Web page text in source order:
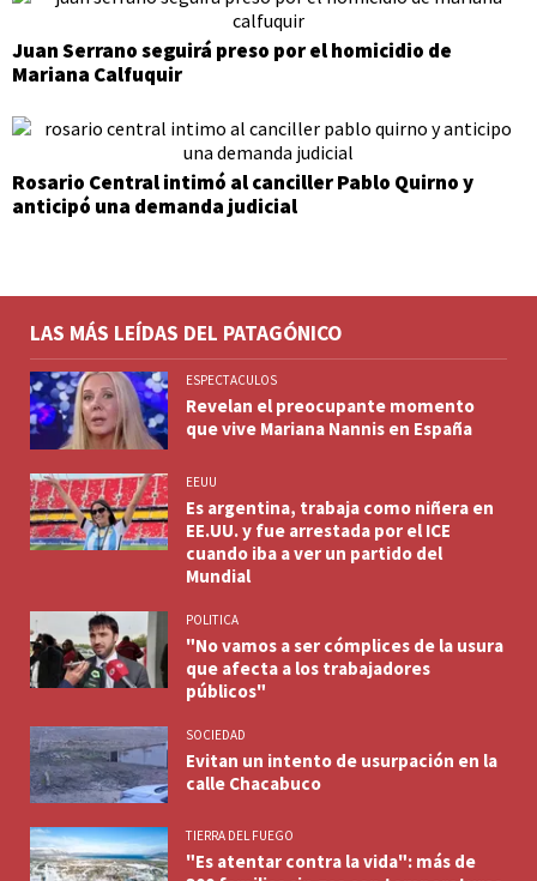
Juan Serrano seguirá preso por el homicidio de
Mariana Calfuquir
Rosario Central intimó al canciller Pablo Quirno y
anticipó una demanda judicial
LAS MÁS LEÍDAS DEL PATAGÓNICO
ESPECTACULOS
Revelan el preocupante momento
que vive Mariana Nannis en España
EEUU
Es argentina, trabaja como niñera en
EE.UU. y fue arrestada por el ICE
cuando iba a ver un partido del
Mundial
POLITICA
"No vamos a ser cómplices de la usura
que afecta a los trabajadores
públicos"
SOCIEDAD
Evitan un intento de usurpación en la
calle Chacabuco
TIERRA DEL FUEGO
"Es atentar contra la vida": más de